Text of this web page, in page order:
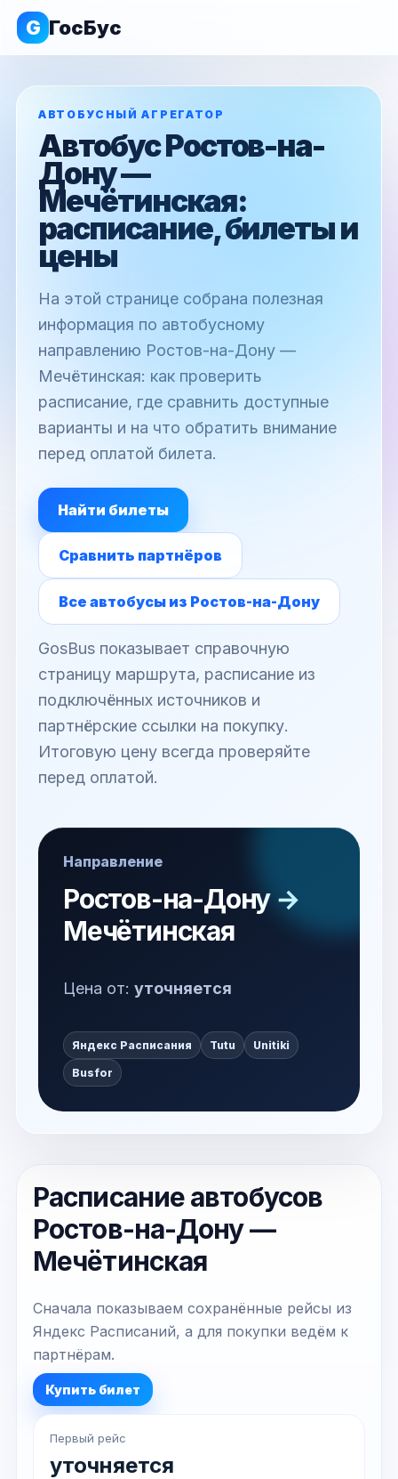
G ГосБус
АВТОБУСНЫЙ АГРЕГАТОР
Автобус Ростов-на-
Дону —
Мечётинская:
расписание, билеты и
цены
На этой странице собрана полезная
информация по автобусному
направлению Ростов-на-Дону —
Мечётинская: как проверить
расписание, где сравнить доступные
варианты и на что обратить внимание
перед оплатой билета.
Найти билеты
Сравнить партнёров
Все автобусы из Ростов-на-Дону
GosBus показывает справочную
страницу маршрута, расписание из
подключённых источников и
партнёрские ссылки на покупку.
Итоговую цену всегда проверяйте
перед оплатой.
Направление
Ростов-на-Дону →
Мечётинская
Цена от: уточняется
Яндекс Расписания Tutu Unitiki
Busfor
Расписание автобусов
Ростов-на-Дону —
Мечётинская
Сначала показываем сохранённые рейсы из
Яндекс Расписаний, а для покупки ведём к
партнёрам.
Купить билет
Первый рейс
уточняется